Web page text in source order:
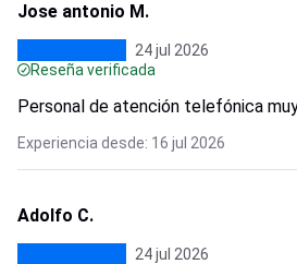
Jose antonio M.
24 jul 2026
Reseña verificada
Personal de atención telefónica
Experiencia desde: 16 jul 2026
Adolfo C.
24 jul 2026